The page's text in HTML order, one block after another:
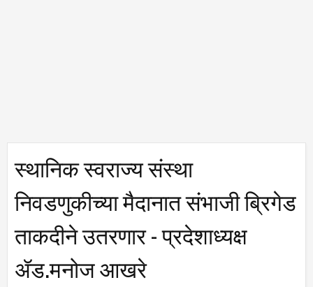
स्थानिक स्वराज्य संस्था
निवडणुकीच्या मैदानात संभाजी ब्रिगेड
ताकदीने उतरणार - प्रदेशाध्यक्ष
ॲड.मनोज आखरे